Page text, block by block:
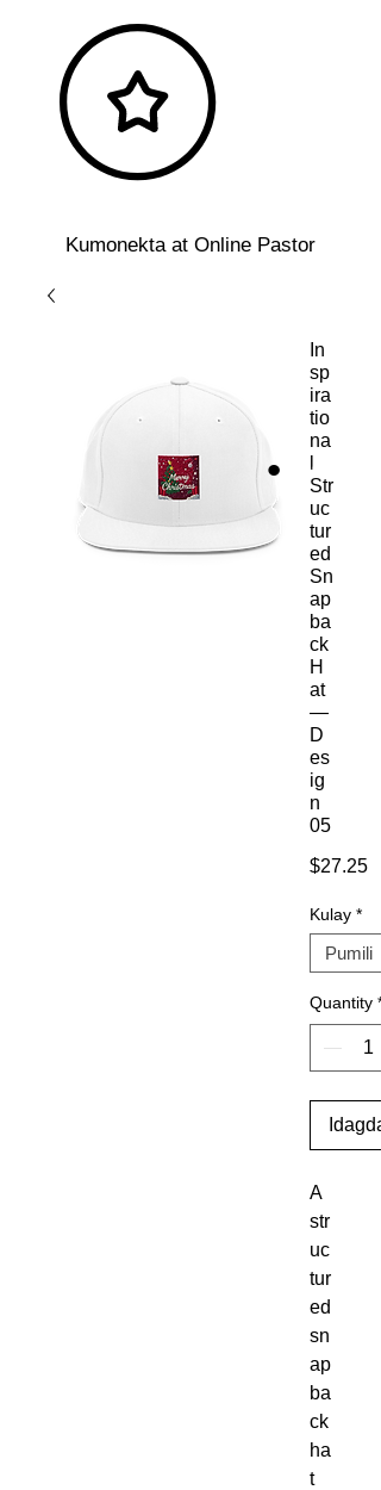
Kumonekta at Online Pastor
In
sp
ira
tio
na
l
Str
uc
tur
ed
Sn
ap
ba
ck
H
at
—
D
es
ig
n
05
$27.25
Kulay *
Quantity *
A
str
uc
tur
ed
sn
ap
ba
ck
ha
t